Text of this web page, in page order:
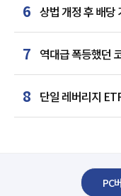
6 상법 개정 후 배
최다'
7 역대급 폭등했던
급락
8 단일 레버리지
PC